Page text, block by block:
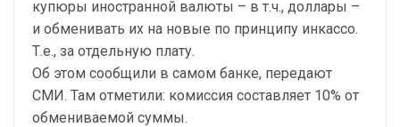
купюры иностранной валюты – в т.ч., доллары –
и обменивать их на новые по принципу инкассо.
Т.е., за отдельную плату.
Об этом сообщили в самом банке, передают
СМИ. Там отметили: комиссия составляет 10% от
обмениваемой суммы.